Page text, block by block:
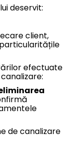
deservit:
client,
efectuate